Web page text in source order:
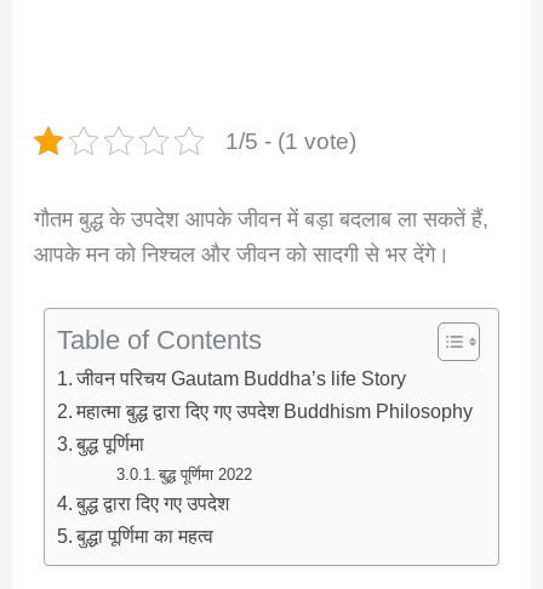
1/5 - (1 vote)
गौतम बुद्ध के उपदेश आपके जीवन में बड़ा बदलाब ला सकतें हैं,
आपके मन को निश्चल और जीवन को सादगी से भर देंगे।
Table of Contents
जीवन परिचय Gautam Buddha’s life Story
महात्मा बुद्ध द्वारा दिए गए उपदेश Buddhism Philosophy
बुद्ध पूर्णिमा
बुद्ध पूर्णिमा 2022
बुद्ध द्वारा दिए गए उपदेश
बुद्धा पूर्णिमा का महत्व